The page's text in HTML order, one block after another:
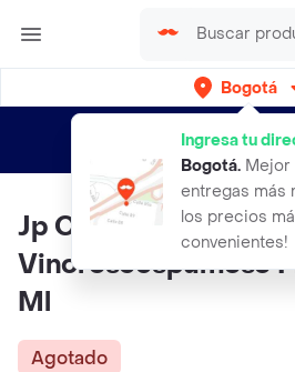
Bogotá
Ingresa tu
Bogotá. Mejor
entregas más
los precios
convenientes!
envíos gratis por
Jp Chenet Botella
Vinoroseespumoso
Ml
Agotado